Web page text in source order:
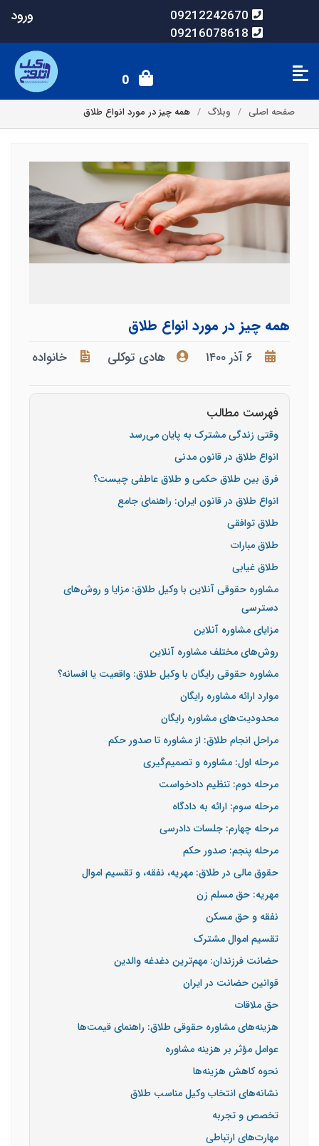
09212242670
09216078618
ورود
0
صفحه اصلی وبلاگ همه چیز در مورد انواع طلاق
همه چیز در مورد انواع طلاق
۶ آذر ۱۴۰۰ هادی توکلی خانواده
فهرست مطالب
وقتی زندگی مشترک به پایان می‌رسد
انواع طلاق در قانون مدنی
فرق بین طلاق حکمی و طلاق عاطفی چیست؟
انواع طلاق در قانون ایران: راهنمای جامع
طلاق توافقی
طلاق مبارات
طلاق غیابی
مشاوره حقوقی آنلاین با وکیل طلاق: مزایا و روش‌های
دسترسی
مزایای مشاوره آنلاین
روش‌های مختلف مشاوره آنلاین
مشاوره حقوقی رایگان با وکیل طلاق: واقعیت یا افسانه؟
موارد ارائه مشاوره رایگان
محدودیت‌های مشاوره رایگان
مراحل انجام طلاق: از مشاوره تا صدور حکم
مرحله اول: مشاوره و تصمیم‌گیری
مرحله دوم: تنظیم دادخواست
مرحله سوم: ارائه به دادگاه
مرحله چهارم: جلسات دادرسی
مرحله پنجم: صدور حکم
حقوق مالی در طلاق: مهریه، نفقه، و تقسیم اموال
مهریه: حق مسلم زن
نفقه و حق مسکن
تقسیم اموال مشترک
حضانت فرزندان: مهم‌ترین دغدغه والدین
قوانین حضانت در ایران
حق ملاقات
هزینه‌های مشاوره حقوقی طلاق: راهنمای قیمت‌ها
عوامل مؤثر بر هزینه مشاوره
نحوه کاهش هزینه‌ها
نشانه‌های انتخاب وکیل مناسب طلاق
تخصص و تجربه
مهارت‌های ارتباطی